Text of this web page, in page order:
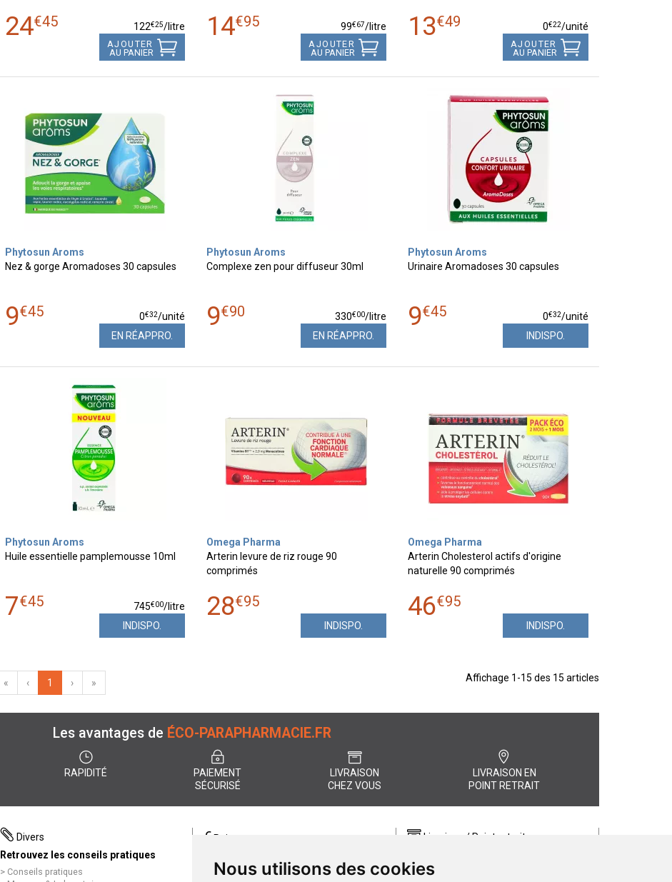
Nous utilisons des cookies
24€45 122€25/litre
AJOUTER
AU PANIER
14€95 99€67/litre
AJOUTER
AU PANIER
13€49 0€22/unité
AJOUTER
AU PANIER
Phytosun Aroms
Nez & gorge Aromadoses 30 capsules
9€45 0€32/unité
EN RÉAPPRO.
Phytosun Aroms
Complexe zen pour diffuseur 30ml
9€90 330€00/litre
EN RÉAPPRO.
Phytosun Aroms
Urinaire Aromadoses 30 capsules
9€45 0€32/unité
INDISPO.
Phytosun Aroms
Huile essentielle pamplemousse 10ml
7€45 745€00/litre
INDISPO.
Omega Pharma
Arterin levure de riz rouge 90
comprimés
28€95
INDISPO.
Omega Pharma
Arterin Cholesterol actifs d'origine
naturelle 90 comprimés
46€95
INDISPO.
« ‹ 1 › » Affichage 1-15 des 15 articles
Les avantages de ÉCO-PARAPHARMACIE.FR
RAPIDITÉ
PAIEMENT
SÉCURISÉ
LIVRAISON
CHEZ VOUS
LIVRAISON EN
POINT RETRAIT
Divers
Retrouvez les conseils pratiques
Conseils pratiques
€Paiement
paiement entièrement sécurisé, quel
Livraison / Point retrait
commande rapidement chez vous ou